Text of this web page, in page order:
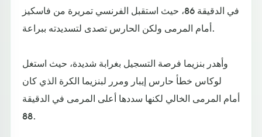
في الدقيقة 86، حيث استقبل الفرنسي تمريرة من فاسكيز
أمام المرمى ولكن الحارس تصدى لتسديدته ببراعة.
وأهدر بنزيما فرصة التسجيل بغرابة شديدة، حيث استغل
لوكاس خطأ حارس إيبار ومرر لبنزيما الكرة الذي كان
أمام المرمى الخالي لكنها سددها أعلى المرمى في الدقيقة
88.